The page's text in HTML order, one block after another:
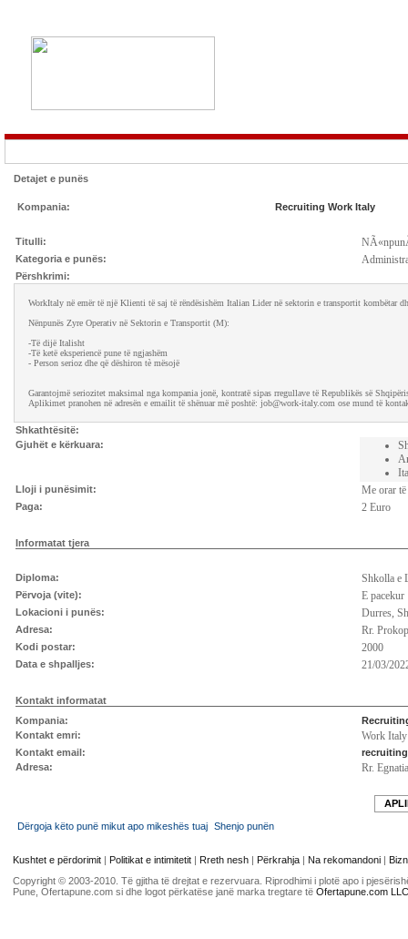
Detajet e punës
Kompania: Recruiting Work Italy
Titulli:
Kategoria e punës:
Përshkrimi:
WorkItaly në emër të një Klienti të saj të rëndësishëm Italian Lider në sektorin e transportit kombëtar
Nënpunës Zyre Operativ në Sektorin e Transportit (M):
-Të dijë Italisht
-Të ketë eksperiencë pune të ngjashëm
- Person serioz dhe që dëshiron tè mësojë
Garantojmë seriozitet maksimal nga kompania jonë, kontratë sipas rregullave të Republikës së
Aplikimet pranohen në adresën e emailit të shënuar më poshtë: job@work-italy.com ose mund të
Shkathtësitë:
Gjuhët e kërkuara:
Lloji i punësimit: Me orar
Paga: 2 Euro
Informatat tjera
Diploma: Shkolla e
Përvoja (vite): E pacekur
Lokacioni i punës: Durres,
Adresa: Rr.
Kodi postar: 2000
Data e shpalljes: 21/03/
Kontakt informatat
Kompania:
Kontakt emri:
Work Italy
Kontakt email:
Adresa:
Rr.
Dërgoja këto punë mikut apo mikeshës tuaj Shenjo punën
Kushtet e përdorimit | Politikat e intimitetit | Rreth nesh | Përkrahja | Na rekomandoni |
Copyright © 2003-2010. Të gjitha të drejtat e rezervuara. Riprodhimi i plotë apo i
Pune, Ofertapune.com si dhe logot përkatëse janë marka tregtare të Ofertapune.com LLC